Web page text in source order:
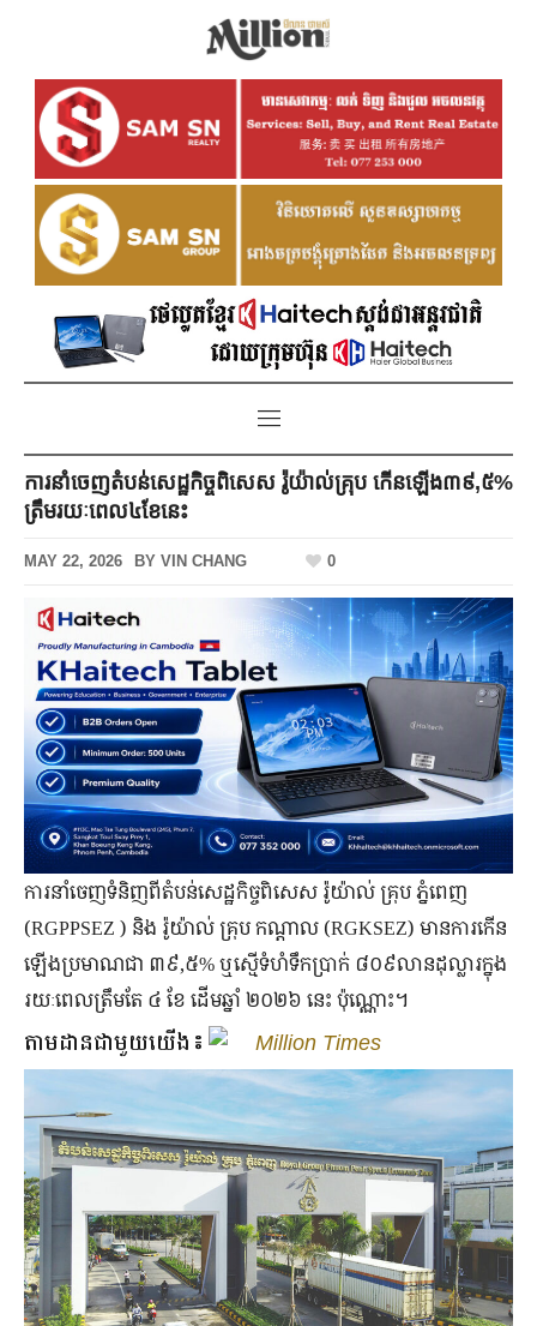
ការ​នាំ​ចេញ​តំបន់​សេដ្ឋកិច្ច​ពិសេស រ៉ូយ៉ាល់​គ្រុប ​កើន​ឡើង​៣៩,៥%
​ត្រឹម​រយៈ​ពេល​៤​ខែ​នេះ​
MAY 22, 2026 BY VIN CHANG 0
ការ​នាំ​ចេញ​ទំនិញពី​តំបន់​សេដ្ឋកិច្ច​ពិសេស រ៉ូយ៉ាល់ គ្រុប ភ្នំពេញ ​
(RGPPSEZ ) ​និង រ៉ូយ៉ាល់ គ្រុប កណ្តាល (RGKSEZ) ​មាន​ការ​កើន​
ឡើង​ប្រមាណ​ជា ៣៩,៥% ​ឬ​ស្មើ​ទំហំ​ទឹក​ប្រាក់ ៨០៩​លាន​ដុល្លារ​ក្នុង​
រយៈ​ពេល​ត្រឹម​តែ ​៤ ​ខែ​ ដើម​ឆ្នាំ ​២០២៦​ នេះ ​ប៉ុណ្ណោះ។
តាមដានជាមួយយើង៖ Million Times